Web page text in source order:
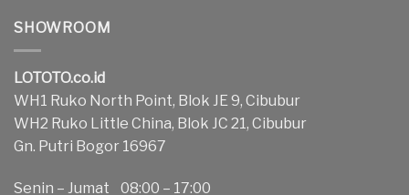
SHOWROOM
LOTOTO.co.id
WH1 Ruko North Point, Blok JE 9, Cibubur
WH2 Ruko Little China, Blok JC 21, Cibubur
Gn. Putri Bogor 16967
Senin – Jumat 08:00 – 17:00